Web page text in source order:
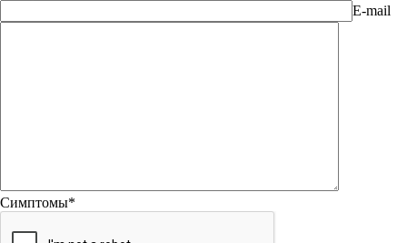
E-mail
Симптомы*